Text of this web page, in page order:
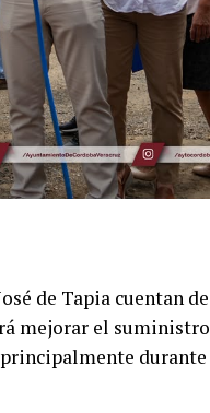
de Tapia cuentan
mejorar el